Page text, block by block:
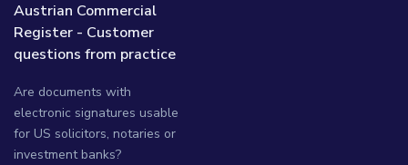
Austrian Commercial
Register - Customer
questions from practice
Are documents with
electronic signatures usable
for US solicitors, notaries or
investment banks?